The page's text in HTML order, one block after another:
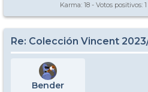
Karma: 18 - Votos positivos: 1
Re: Colección Vincent
Bender